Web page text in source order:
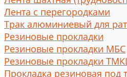
Лента с перегородками
Трак алюминиевый для
Резиновые прокладки
Резиновые прокладки МБС
Резиновые прокладки
Прокладка резиновая под